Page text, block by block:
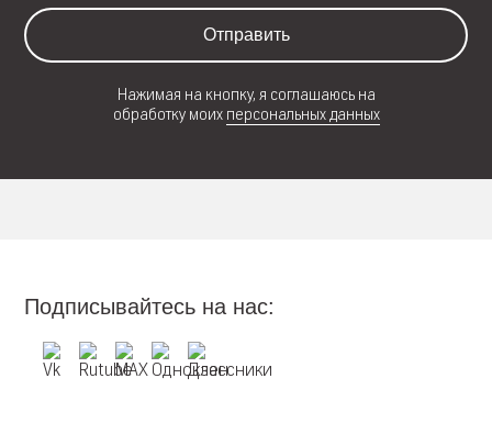
Отправить
Нажимая на кнопку, я соглашаюсь на
обработку моих персональных данных
Подписывайтесь на нас: